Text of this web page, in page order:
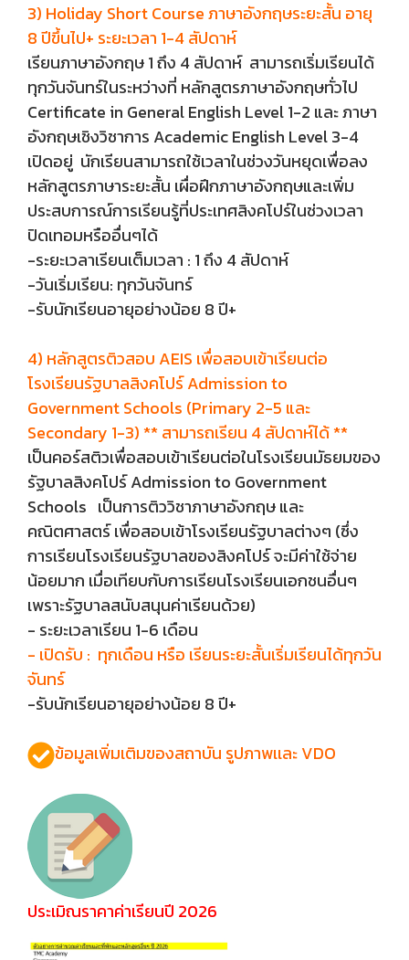
3) Holiday Short Course ภาษาอังกฤษระยะสั้น อายุ
8 ปีขึ้นไป+ ระยะเวลา 1-4 สัปดาห์
เรียนภาษาอังกฤษ 1 ถึง 4 สัปดาห์ สามารถเริ่มเรียนได้
ทุกวันจันทร์ในระหว่างที่ หลักสูตรภาษาอังกฤษทั่วไป
Certificate in General English Level 1-2 และ ภาษา
อังกฤษเชิงวิชาการ Academic English Level 3-4
เปิดอยู่ นักเรียนสามารถใช้เวลาในช่วงวันหยุดเพื่อลง
หลักสูตรภาษาระยะสั้น เผื่อฝึกภาษาอังกฤษและเพิ่ม
ประสบการณ์การเรียนรู้ที่ประเทศสิงคโปร์ในช่วงเวลา
ปิดเทอมหรืออื่นๆได้
-ระยะเวลาเรียนเต็มเวลา : 1 ถึง 4 สัปดาห์
-วันเริ่มเรียน: ทุกวันจันทร์
-รับนักเรียนอายุอย่างน้อย 8 ปี+
4) หลักสูตรติวสอบ AEIS เพื่อสอบเข้าเรียนต่อ
โรงเรียนรัฐบาลสิงคโปร์ Admission to
Government Schools (Primary 2-5 และ
Secondary 1-3) ** สามารถเรียน 4 สัปดาห์ได้ **
เป็นคอร์สติวเพื่อสอบเข้าเรียนต่อในโรงเรียนมัธยมของ
รัฐบาลสิงคโปร์ Admission to Government
Schools เป็นการติววิชาภาษาอังกฤษ และ
คณิตศาสตร์ เพื่อสอบเข้าโรงเรียนรัฐบาลต่างๆ (ซึ่ง
การเรียนโรงเรียนรัฐบาลของสิงคโปร์ จะมีค่าใช้จ่าย
น้อยมาก เมื่อเทียบกับการเรียนโรงเรียนเอกชนอื่นๆ
เพราะรัฐบาลสนับสนุนค่าเรียนด้วย)
- ระยะเวลาเรียน 1-6 เดือน
- เปิดรับ : ทุกเดือน หรือ เรียนระยะสั้นเริ่มเรียนได้ทุกวัน
จันทร์
-รับนักเรียนอายุอย่างน้อย 8 ปี+
ข้อมูลเพิ่มเติมของสถาบัน รูปภาพเเละ VDO
ประเมิณราคาค่าเรียนปี 2026